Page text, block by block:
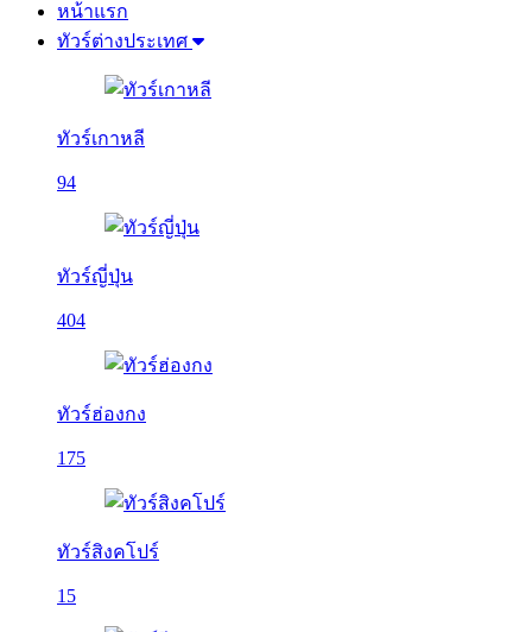
หน้าแรก
ทัวร์ต่างประเทศ
ทัวร์เกาหลี
94
ทัวร์ญี่ปุ่น
404
ทัวร์ฮ่องกง
175
ทัวร์สิงคโปร์
15